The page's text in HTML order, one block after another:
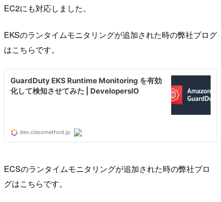
EC2にも対応しました。
EKSのランタイムモニタリングが追加された時の弊社ブログ
はこちらです。
ECSのランタイムモニタリングが追加された時の弊社ブロ
グはこちらです。